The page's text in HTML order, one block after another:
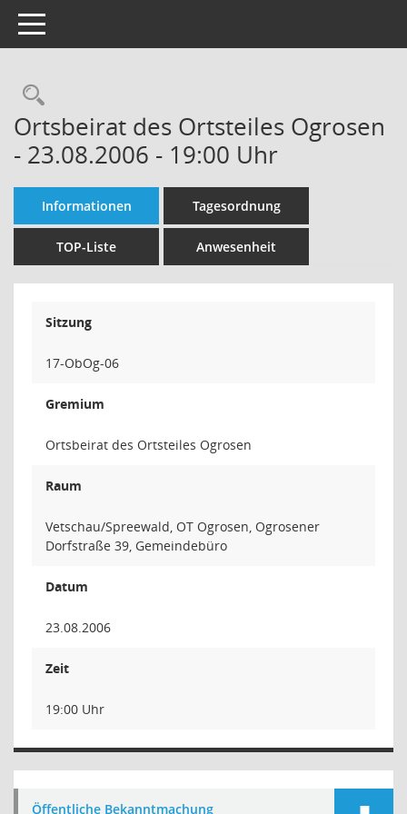
Toggle navigation
Rechercheauswahl
Ortsbeirat des Ortsteiles Ogrosen
- 23.08.2006 - 19:00 Uhr
Informationen Tagesordnung
TOP-Liste Anwesenheit
Sitzung
17-ObOg-06
Gremium
Ortsbeirat des Ortsteiles Ogrosen
Raum
Vetschau/Spreewald, OT Ogrosen, Ogrosener
Dorfstraße 39, Gemeindebüro
Datum
23.08.2006
Zeit
19:00 Uhr
Öffentliche Bekanntmachung